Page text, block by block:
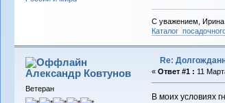
С уважением, Ирина
Каталог
Александр Ковтунов
Ветеран
Re:
« Ответ #1 : 11
В моих условиях